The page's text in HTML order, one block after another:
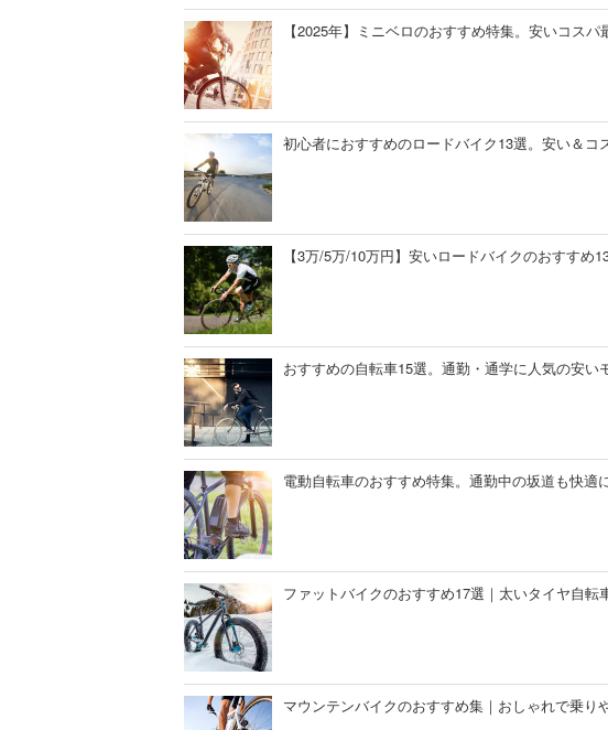
【2025年】ミニベロのおすすめ特集。安いコスパ
初心者におすすめのロードバイク13選。安い＆コ
【3万/5万/10万円】安いロードバイクのおすすめ
おすすめの自転車15選。通勤・通学に人気の安い
電動自転車のおすすめ特集。通勤中の坂道も快適
ファットバイクのおすすめ17選｜太いタイヤ自転
マウンテンバイクのおすすめ集｜おしゃれで乗り